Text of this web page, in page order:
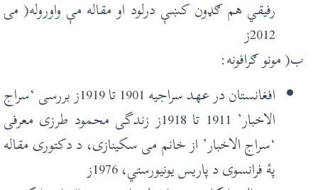
رفيقي هم ګډون کښې درلود او مقاله مې واوروله( مۍ
2012ز
ب( مونو ګرافونه:
افغانستان در عهد سراجیه 1901 تا 1919ز بررسی ‘سراج
الاخبار’ 1911 تا 1918ز زندگی محمود طرزی معرفی
‘سراج الاخبار’ از خانم می سکينازی، د دکتوری مقاله
پۀ فرانسوی د پاريس يونيورستي، 1976ز